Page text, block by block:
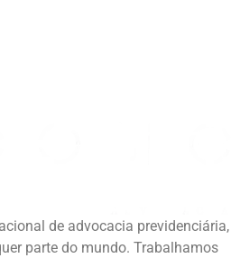
de advocacia previdenciária,
parte do mundo. Trabalhamos